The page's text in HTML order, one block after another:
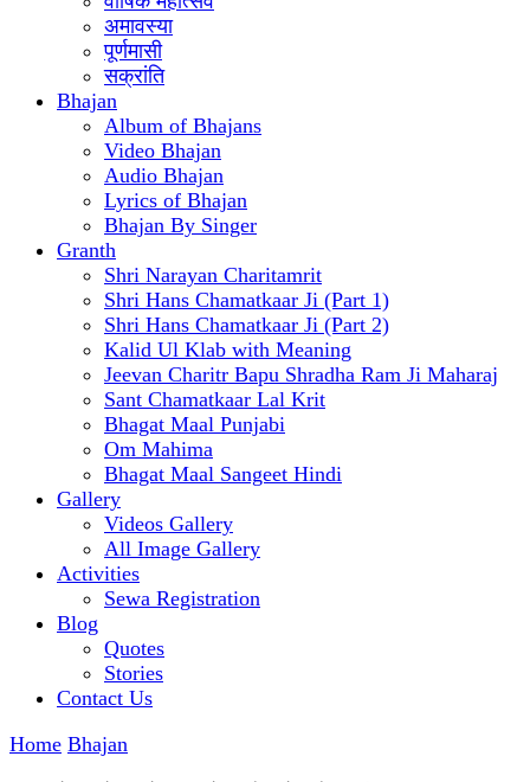
अमावस्या
पूर्णमासी
सक्रांति
Bhajan
Album of Bhajans
Video Bhajan
Audio Bhajan
Lyrics of Bhajan
Bhajan By Singer
Granth
Shri Narayan Charitamrit
Shri Hans Chamatkaar Ji (Part 1)
Shri Hans Chamatkaar Ji (Part 2)
Kalid Ul Klab with Meaning
Jeevan Charitr Bapu Shradha Ram Ji Maharaj
Sant Chamatkaar Lal Krit
Bhagat Maal Punjabi
Om Mahima
Bhagat Maal Sangeet Hindi
Gallery
Videos Gallery
All Image Gallery
Activities
Sewa Registration
Blog
Quotes
Stories
Contact Us
Home Bhajan